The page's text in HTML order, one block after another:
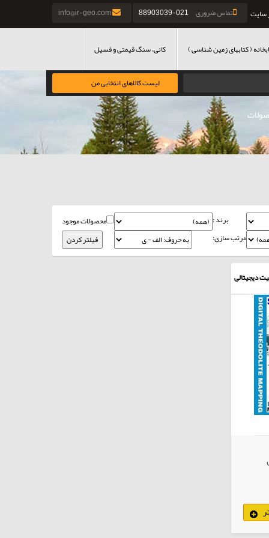
تماس ضروری 021-88903039 سایت
( کتابهای زمین شناسی ) کانی، سنگ قیمتی و فسیل
لیست کالاهای انتخابی من
برند :
محصولات موجود
مرتب سازی:
دیجیتالی